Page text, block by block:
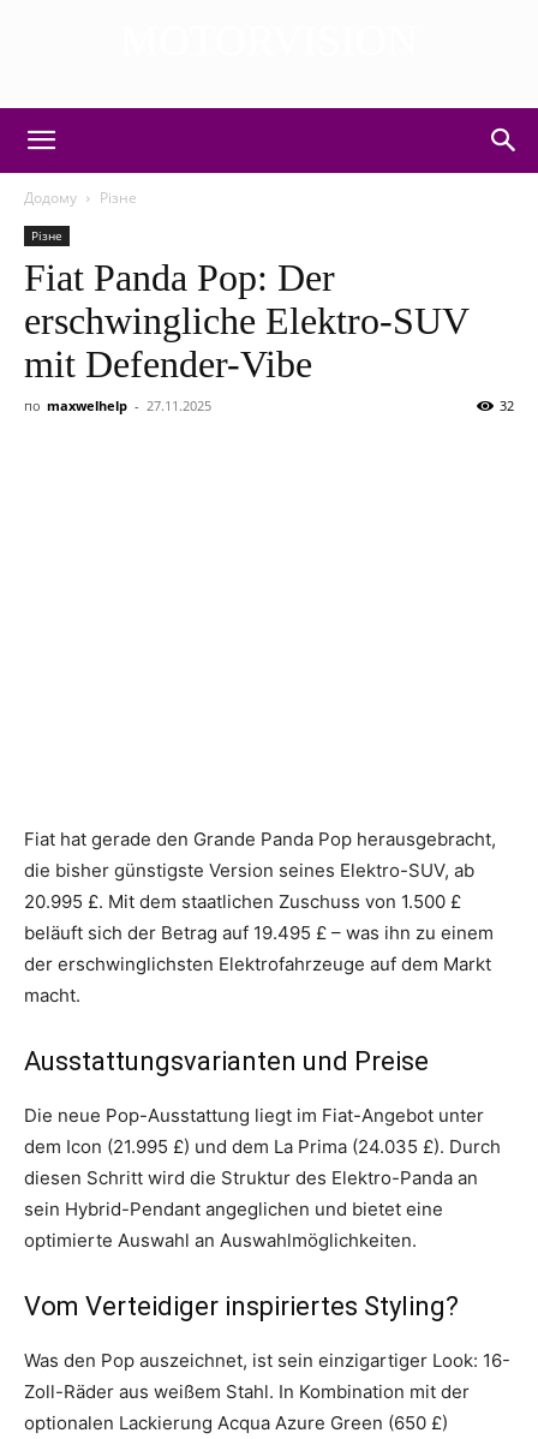
Додому Різне
Різне
Fiat Panda Pop: Der
erschwingliche Elektro-SUV
mit Defender-Vibe
по maxwelhelp - 27.11.2025 32
Fiat hat gerade den Grande Panda Pop herausgebracht,
die bisher günstigste Version seines Elektro-SUV, ab
20.995 £. Mit dem staatlichen Zuschuss von 1.500 £
beläuft sich der Betrag auf 19.495 £ – was ihn zu einem
der erschwinglichsten Elektrofahrzeuge auf dem Markt
macht.
Ausstattungsvarianten und Preise
Die neue Pop-Ausstattung liegt im Fiat-Angebot unter
dem Icon (21.995 £) und dem La Prima (24.035 £). Durch
diesen Schritt wird die Struktur des Elektro-Panda an
sein Hybrid-Pendant angeglichen und bietet eine
optimierte Auswahl an Auswahlmöglichkeiten.
Vom Verteidiger inspiriertes Styling?
Was den Pop auszeichnet, ist sein einzigartiger Look: 16-
Zoll-Räder aus weißem Stahl. In Kombination mit der
optionalen Lackierung Acqua Azure Green (650 £)